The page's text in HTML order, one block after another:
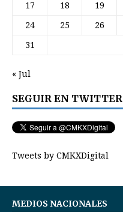
17 18 19
24 25 26
31
« Jul
SEGUIR EN TWITTER
Tweets by CMKXDigital
MEDIOS NACIONALES